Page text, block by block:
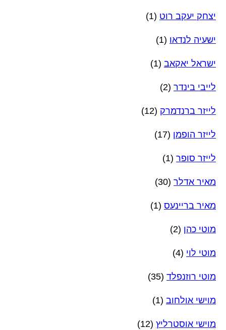
יצחק יעקב רוט (1)
ישעיה לנדאו (1)
ישראל יאקאב (1)
לייבי בינדר (2)
לייזר ברנדמרק (12)
לייזר הופמן (17)
לייזר סופר (1)
מאיר אדלר (30)
מאיר בריינעס (1)
מוטי כהן (2)
מוטי לוי (4)
מוטי רוזנפלד (35)
מוישי אולחוב (1)
מוישי אוסטרליץ (12)